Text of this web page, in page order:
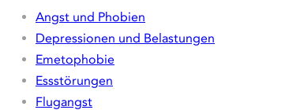
Angst und Phobien
Depressionen und Belastungen
Emetophobie
Essstörungen
Flugangst